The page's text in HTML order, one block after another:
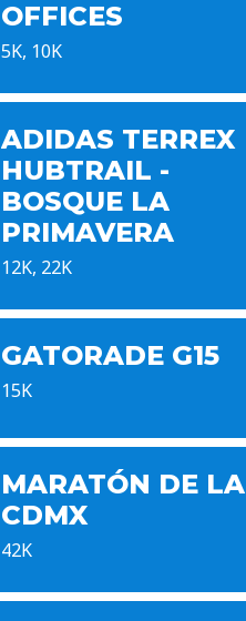
OFFICES
5K, 10K
ADIDAS TERREX
HUBTRAIL -
BOSQUE LA
PRIMAVERA
12K, 22K
GATORADE G15
15K
MARATÓN DE LA
CDMX
42K